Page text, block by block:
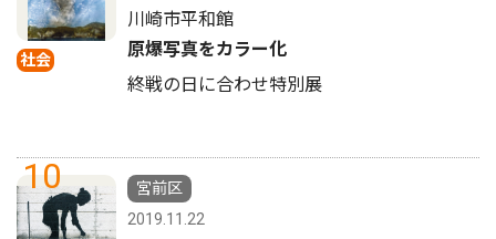
社会
川崎市平和館
原爆写真をカラー化
終戦の日に合わせ特別展
10
宮前区
2019.11.22